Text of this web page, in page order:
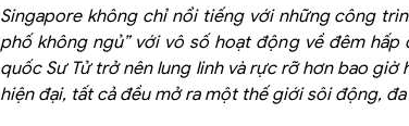
Singapore không chỉ nổi tiếng với những công
phố không ngủ” với vô số hoạt động về đêm hấp
quốc Sư Tử trở nên lung linh và rực rỡ hơn bao
hiện đại, tất cả đều mở ra một thế giới sôi động,